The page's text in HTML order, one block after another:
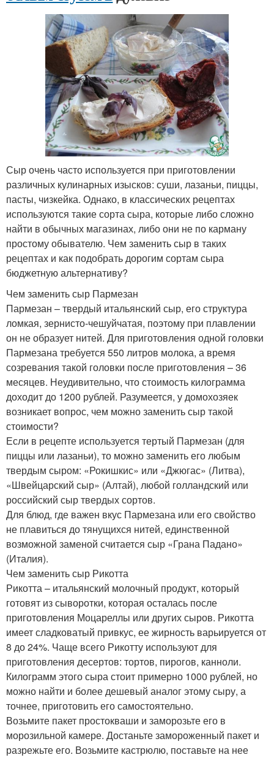
Сыр очень часто используется при приготовлении
различных кулинарных изысков: суши, лазаньи, пиццы,
пасты, чизкейка. Однако, в классических рецептах
используются такие сорта сыра, которые либо сложно
найти в обычных магазинах, либо они не по карману
простому обывателю. Чем заменить сыр в таких
рецептах и как подобрать дорогим сортам сыра
бюджетную альтернативу?
Чем заменить сыр Пармезан
Пармезан – твердый итальянский сыр, его структура
ломкая, зернисто-чешуйчатая, поэтому при плавлении
он не образует нитей. Для приготовления одной головки
Пармезана требуется 550 литров молока, а время
созревания такой головки после приготовления – 36
месяцев. Неудивительно, что стоимость килограмма
доходит до 1200 рублей. Разумеется, у домохозяек
возникает вопрос, чем можно заменить сыр такой
стоимости?
Если в рецепте используется тертый Пармезан (для
пиццы или лазаньи), то можно заменить его любым
твердым сыром: «Рокишкис» или «Джюгас» (Литва),
«Швейцарский сыр» (Алтай), любой голландский или
российский сыр твердых сортов.
Для блюд, где важен вкус Пармезана или его свойство
не плавиться до тянущихся нитей, единственной
возможной заменой считается сыр «Грана Падано»
(Италия).
Чем заменить сыр Рикотта
Рикотта – итальянский молочный продукт, который
готовят из сыворотки, которая осталась после
приготовления Моцареллы или других сыров. Рикотта
имеет сладковатый привкус, ее жирность варьируется от
8 до 24%. Чаще всего Рикотту используют для
приготовления десертов: тортов, пирогов, канноли.
Килограмм этого сыра стоит примерно 1000 рублей, но
можно найти и более дешевый аналог этому сыру, а
точнее, приготовить его самостоятельно.
Возьмите пакет простокваши и заморозьте его в
морозильной камере. Достаньте замороженный пакет и
разрежьте его. Возьмите кастрюлю, поставьте на нее